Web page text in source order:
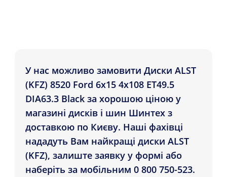
У нас можливо замовити Диски ALST
(KFZ) 8520 Ford 6x15 4x108 ET49.5
DIA63.3 Black за хорошою ціною у
магазині дисків і шин Шинтех з
доставкою по Києву. Наші фахівці
нададуть Вам найкращі диски ALST
(KFZ), залиште заявку у формі або
наберіть за мобільним 0 800 750-523.